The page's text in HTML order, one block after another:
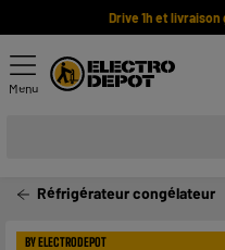
Drive 1h et
Menu
Réfrigérateur congélateur
BY ELECTRODEPOT